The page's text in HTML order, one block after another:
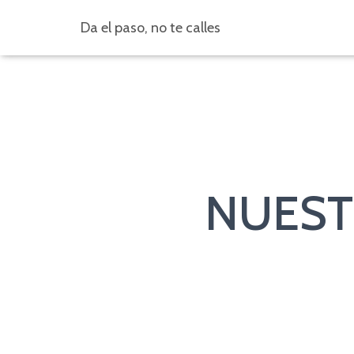
Da el paso, no te calles